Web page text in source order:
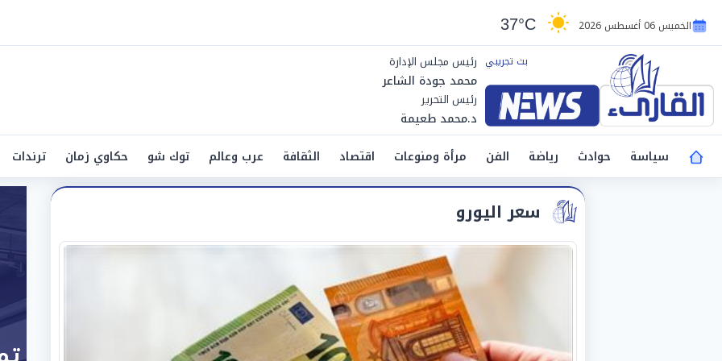
الخميس 06 أغسطس 2026 37°C
رئيس مجلس الإدارة
محمد جودة الشاعر
رئيس التحرير
د.محمد طعيمة
سياسة
حوادث رياضة الفن مرأة ومنوعات اقتصاد الثقافة عرب وعالم توك شو حكاوي زمان ترندات
سعر اليورو